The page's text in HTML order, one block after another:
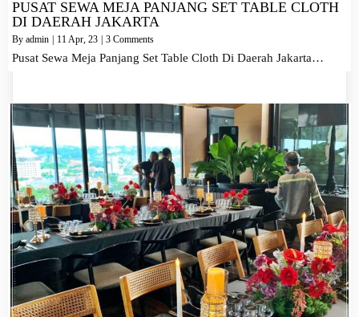
PUSAT SEWA MEJA PANJANG SET TABLE CLOTH
DI DAERAH JAKARTA
By admin | 11 Apr, 23 | 3 Comments
Pusat Sewa Meja Panjang Set Table Cloth Di Daerah Jakarta…